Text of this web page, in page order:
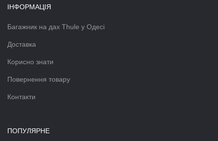
ІНФОРМАЦІЯ
Багажник на дах Thule у Одесі
Доставка
Корисно знати
Повернення товару
Контакти
ПОПУЛЯРНЕ